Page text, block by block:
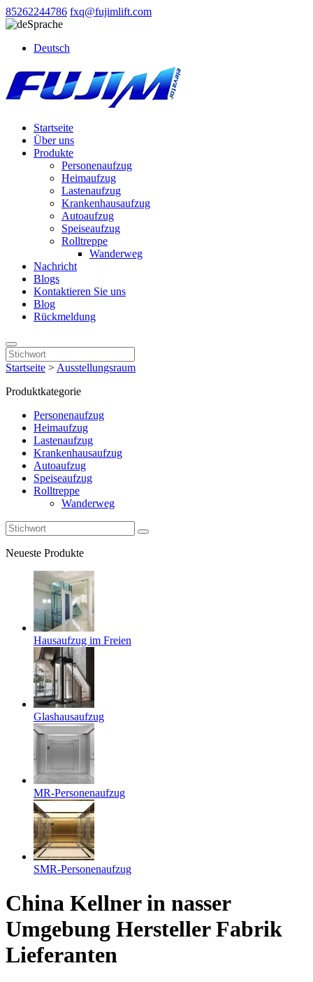
85262244786 fxq@fujimlift.com
Sprache
Deutsch
Startseite
Über uns
Produkte
Personenaufzug
Heimaufzug
Lastenaufzug
Krankenhausaufzug
Autoaufzug
Speiseaufzug
Rolltreppe
Wanderweg
Nachricht
Blogs
Kontaktieren Sie uns
Blog
Rückmeldung
Startseite > Ausstellungsraum
Produktkategorie
Personenaufzug
Heimaufzug
Lastenaufzug
Krankenhausaufzug
Autoaufzug
Speiseaufzug
Rolltreppe
Wanderweg
Neueste Produkte
Hausaufzug im Freien
Glashausaufzug
MR-Personenaufzug
SMR-Personenaufzug
China Kellner in nasser
Umgebung Hersteller Fabrik
Lieferanten